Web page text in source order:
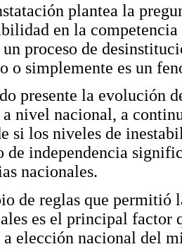
plantea la
en la
un proceso de
o simplemente es un
presente la evolución
nivel nacional, a
si los niveles de
de independencia
nacionales.
de reglas que permitió
es el principal factor
elección nacional del